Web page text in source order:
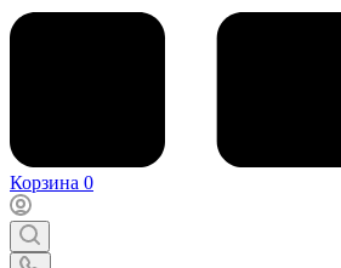
Корзина 0